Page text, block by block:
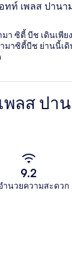
ทท์ เพลส ปานา
า ซิตี้ บีช เดินเพียง
มาซิตี้บีช ย่านนี้เ
พลส ปา
9.2
ำนวยความสะดวก